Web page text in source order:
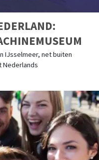
IJsselmeer, net buiten
Nederlands